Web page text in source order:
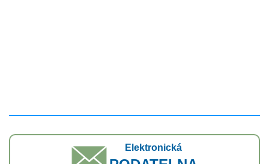
Elektronická